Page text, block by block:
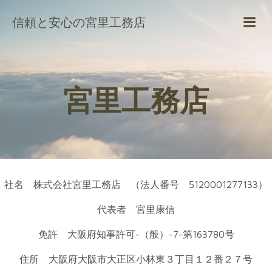
ン
へ
ス
キ
信頼と安心の宮里工務店
宮里工務店
社名 株式会社宮里工務店 （法人番号 5120001277133）
代表者 宮里康信
免許 大阪府知事許可-（般）-7-第163780号
住所 大阪府大阪市大正区小林東３丁目１２番２７号